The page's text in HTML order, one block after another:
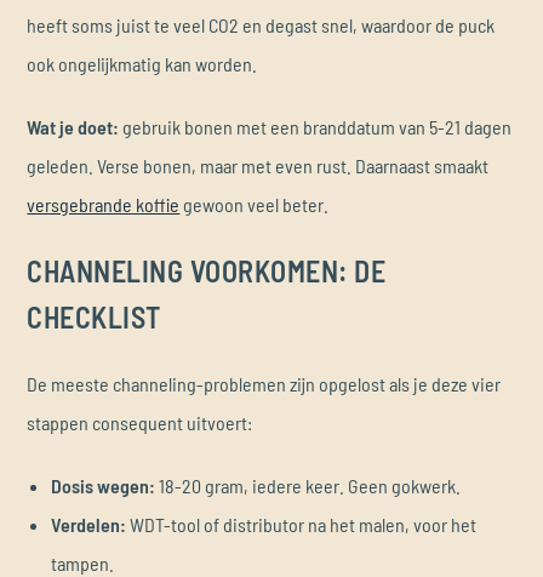
heeft soms juist te veel CO2 en degast snel, waardoor de puck
ook ongelijkmatig kan worden.
Wat je doet: gebruik bonen met een branddatum van 5-21 dagen
geleden. Verse bonen, maar met even rust. Daarnaast smaakt
versgebrande koffie gewoon veel beter.
CHANNELING VOORKOMEN: DE
CHECKLIST
De meeste channeling-problemen zijn opgelost als je deze vier
stappen consequent uitvoert:
Dosis wegen: 18-20 gram, iedere keer. Geen gokwerk.
Verdelen: WDT-tool of distributor na het malen, voor het
tampen.